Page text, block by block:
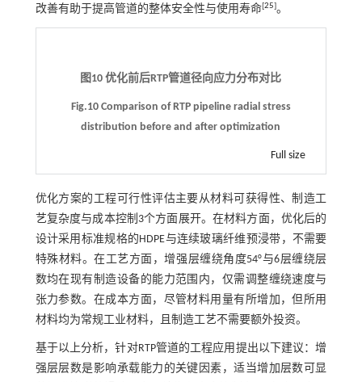
改善有助于提高管道的整体安全性与使用寿命[25]。
图10 优化前后RTP管道径向应力分布对比
Fig.10 Comparison of RTP pipeline radial stress
distribution before and after optimization
Full size
优化方案的工程可行性评估主要从材料可获得性、制造工
艺复杂度与成本控制3个方面展开。在材料方面，优化后的
设计采用标准规格的HDPE与连续玻璃纤维预浸带，不需要
特殊材料。在工艺方面，增强层缠绕角度54°与6层缠绕层
数均在现有制造设备的能力范围内，仅需调整缠绕速度与
张力参数。在成本方面，尽管材料用量有所增加，但所用
材料均为常规工业材料，且制造工艺不需要额外投资。
基于以上分析，针对RTP管道的工程应用提出以下建议：增
强层层数是影响承载能力的关键因素，适当增加层数可显